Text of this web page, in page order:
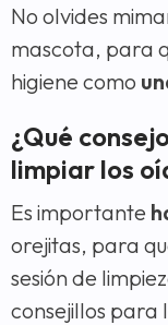
No olvides
mascota, para
higiene como
¿Qué
limpiar los
Es importante
orejitas, para
sesión de
consejillos